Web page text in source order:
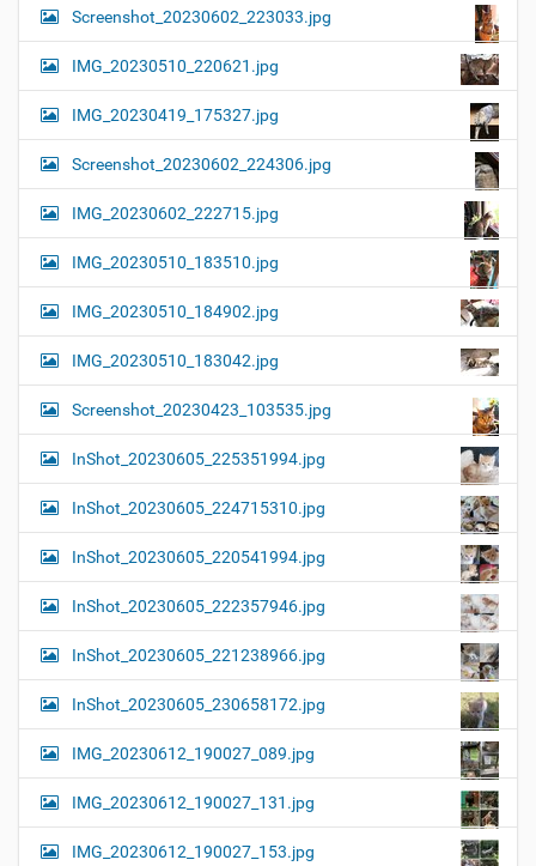
Screenshot_20230602_223033.jpg
IMG_20230510_220621.jpg
IMG_20230419_175327.jpg
Screenshot_20230602_224306.jpg
IMG_20230602_222715.jpg
IMG_20230510_183510.jpg
IMG_20230510_184902.jpg
IMG_20230510_183042.jpg
Screenshot_20230423_103535.jpg
InShot_20230605_225351994.jpg
InShot_20230605_224715310.jpg
InShot_20230605_220541994.jpg
InShot_20230605_222357946.jpg
InShot_20230605_221238966.jpg
InShot_20230605_230658172.jpg
IMG_20230612_190027_089.jpg
IMG_20230612_190027_131.jpg
IMG_20230612_190027_153.jpg